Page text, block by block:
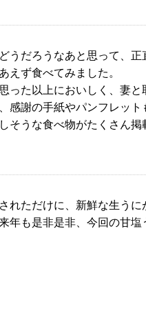
うだろうなあと思って、正
えず食べてみました。
った以上においしく、妻と
感謝の手紙やパンフレット
そうな食べ物がたくさん
れただけに、新鮮な生う
年も是非是非、今回の甘